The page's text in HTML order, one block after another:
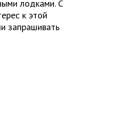
лодками. С
к этой
запрашивать